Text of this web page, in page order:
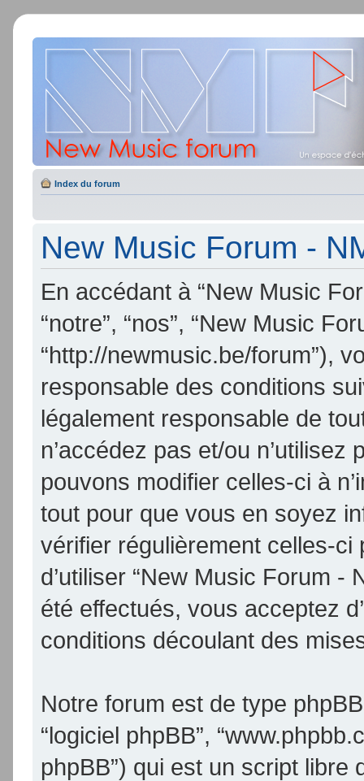
Index du forum
New Music Forum -
En accédant à “New Music
“notre”, “nos”, “New Music
“http://newmusic.be/forum”),
responsable des conditions
légalement responsable de
n’accédez pas et/ou
pouvons modifier celles-ci à
tout pour que vous en soyez
vérifier régulièrement celles-
d’utiliser “New Music Forum -
été effectués, vous acceptez
conditions découlant des
Notre forum est de type phpBB
“logiciel phpBB”,
phpBB”) qui est un script